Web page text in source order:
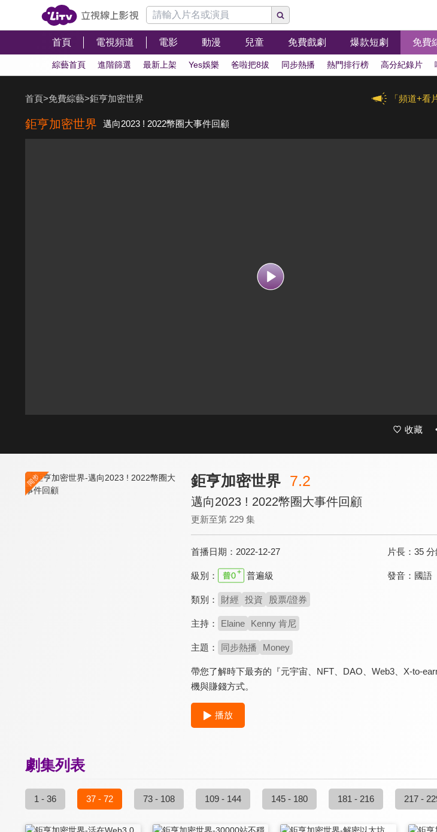
首頁 電視頻道 電影 動漫 兒童 免費戲劇 爆款短劇 免費
綜藝首頁 進階篩選 最新上架 Yes娛樂 爸啦把8拔 同步熱播 熱門排行榜 高分紀錄片
「頻道+看
首頁>免費綜藝>鉅亨加密世界
鉅亨加密世界 邁向2023 ! 2022幣圈大事件回顧
收藏
鉅亨加密世界 7.2
邁向2023 ! 2022幣圈大事件回顧
更新至第 229 集
首播日期： 2022-12-27 片長： 35 分
級別： 普遍級 發音： 國語
類別： 財經 投資 股票/證券
主持： Elaine Kenny 肯尼
主題： 同步熱播 Money
帶您了解時下最夯的『元宇宙、NFT、DAO、Web3、X-to-
機與賺錢方式。
播放
劇集列表
1 - 36 37 - 72 73 - 108 109 - 144 145 - 180 181 - 216 217 -